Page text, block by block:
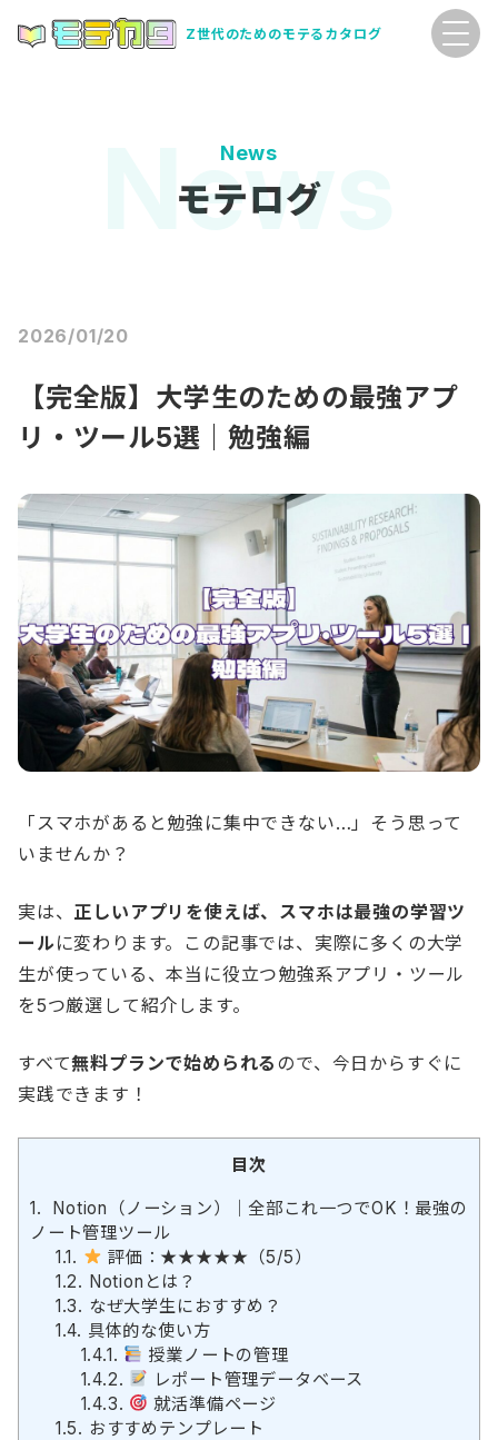
Z世代のためのモテるカタログ
News
モテログ
2026/01/20
【完全版】大学生のための最強アプ
リ・ツール5選｜勉強編
「スマホがあると勉強に集中できない…」そう思って
いませんか？
実は、 正しいアプリを使えば、スマホは最強の学習ツ
ール に変わります。この記事では、実際に多くの大学
生が使っている、本当に役立つ勉強系アプリ・ツール
を5つ厳選して紹介します。
すべて無料プランで始められる ので、今日からすぐに
実践できます！
目次
1. Notion（ノーション）｜全部これ一つでOK！最強の
ノート管理ツール
1.1.
評価：★★★★★（5/5）
1.2. Notionとは？
1.3. なぜ大学生におすすめ？
1.4. 具体的な使い方
1.4.1.
授業ノートの管理
1.4.2.
レポート管理データベース
1.4.3.
就活準備ページ
1.5. おすすめテンプレート